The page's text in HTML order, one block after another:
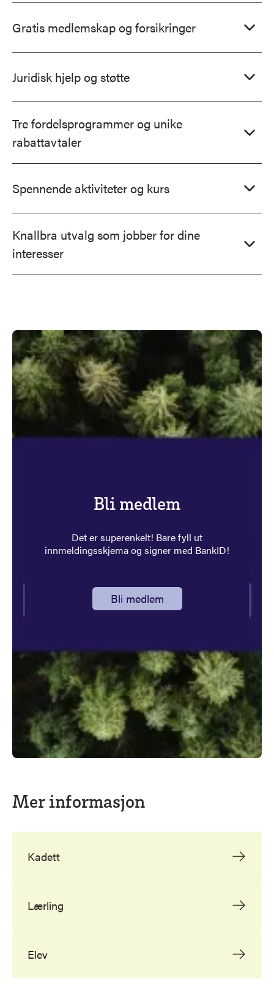
Gratis medlemskap og forsikringer
Juridisk hjelp og støtte
Tre fordelsprogrammer og unike
rabattavtaler
Spennende aktiviteter og kurs
Knallbra utvalg som jobber for dine
interesser
Bli medlem
Det er superenkelt! Bare fyll ut
innmeldingsskjema og signer med BankID!
Bli medlem
Mer informasjon
Kadett
Lærling
Elev